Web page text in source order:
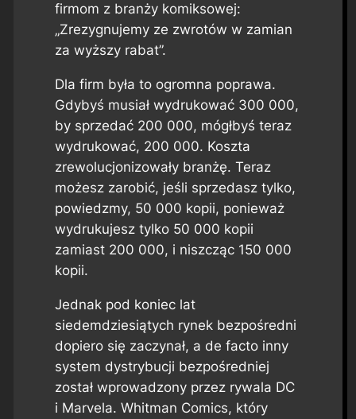
firmom z branży komiksowej:
„Zrezygnujemy ze zwrotów w zamian
za wyższy rabat”.
Dla firm była to ogromna poprawa.
Gdybyś musiał wydrukować 300 000,
by sprzedać 200 000, mógłbyś teraz
wydrukować, 200 000. Koszta
zrewolucjonizowały branżę. Teraz
możesz zarobić, jeśli sprzedasz tylko,
powiedzmy, 50 000 kopii, ponieważ
wydrukujesz tylko 50 000 kopii
zamiast 200 000, i niszcząc 150 000
kopii.
Jednak pod koniec lat
siedemdziesiątych rynek bezpośredni
dopiero się zaczynał, a de facto inny
system dystrybucji bezpośredniej
został wprowadzony przez rywala DC
i Marvela. Whitman Comics, który